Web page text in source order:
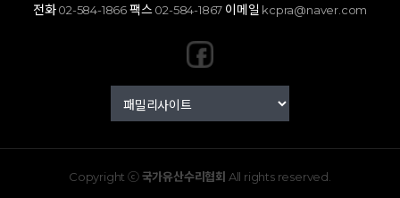
전화 02-584-1866팩스02-584-1867 이메일 kcpra@naver.com
Copyright ⓒ국가유산수리협회 All rights reserved.